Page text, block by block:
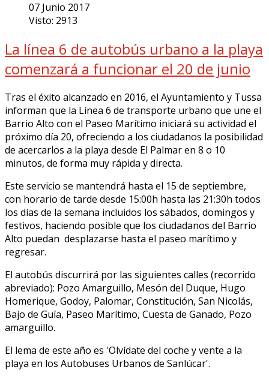
07 Junio 2017
Visto: 2913
La línea 6 de autobús urbano a la playa
comenzará a funcionar el 20 de junio
Tras el éxito alcanzado en 2016, el Ayuntamiento y Tussa
informan que la Línea 6 de transporte urbano que une el
Barrio Alto con el Paseo Marítimo iniciará su actividad el
próximo día 20, ofreciendo a los ciudadanos la posibilidad
de acercarlos a la playa desde El Palmar en 8 o 10
minutos, de forma muy rápida y directa.
Este servicio se mantendrá hasta el 15 de septiembre,
con horario de tarde desde 15:00h hasta las 21:30h todos
los días de la semana incluidos los sábados, domingos y
festivos, haciendo posible que los ciudadanos del Barrio
Alto puedan desplazarse hasta el paseo marítimo y
regresar.
El autobús discurrirá por las siguientes calles (recorrido
abreviado): Pozo Amarguillo, Mesón del Duque, Hugo
Homerique, Godoy, Palomar, Constitución, San Nicolás,
Bajo de Guía, Paseo Marítimo, Cuesta de Ganado, Pozo
amarguillo.
El lema de este año es 'Olvídate del coche y vente a la
playa en los Autobuses Urbanos de Sanlúcar'.